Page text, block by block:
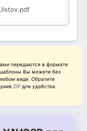
передаются в формате
шаблоны Вы можете без
виде. Обратите
ZIP для удобства